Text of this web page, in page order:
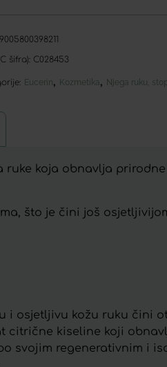
9005800398211
šifra): C028453
Eucerin, Kozmetika, Njega ruku,
koja obnavlja
što je čini još
i osjetljivu kožu ruku čini
citrične kiseline koji
svojim regenerativnim i